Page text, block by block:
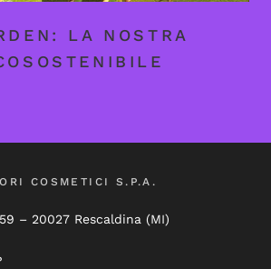
LA NOSTRA
COSMETICI S.P.A.
– 20027 Rescaldina (MI)